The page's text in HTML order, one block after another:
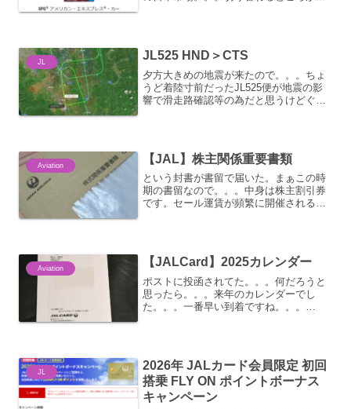
JL JL525 HND＞CTS
夕方大きめの地震が来たので。。。ちょ
うど着陸寸前だったJL525便が地震の影
響で滑走路確認等の為だと思うけどぐる
Aviation 【JAL】株主関係重要書類
という封書が書留で届いた。まぁこの時
期の書留なので。。。中身は株主割引券
です。セール運賃が頻繁に開催されるよ
ANAの優待券よりは大き...
Aviation 【JALCard】2025カレンダー
ポストに投函されてた。。。何だろうと
思ったら。。。来年のカレンダーでし
た。。。一番早い到着ですね。。。
ね。。。そーいやJALの...
JL
2026年 JALカード会員限定 初回
搭乗 FLY ON ポイントボーナス
キャンペーン